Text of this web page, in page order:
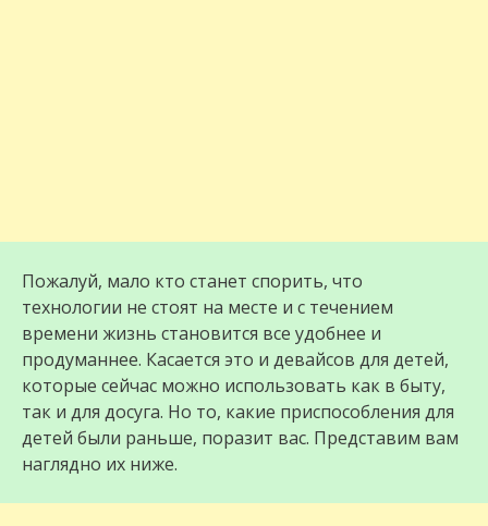
Пожалуй, мало кто станет спорить, что
технологии не стоят на месте и с течением
времени жизнь становится все удобнее и
продуманнее. Касается это и девайсов для детей,
которые сейчас можно использовать как в быту,
так и для досуга. Но то, какие приспособления для
детей были раньше, поразит вас. Представим вам
наглядно их ниже.